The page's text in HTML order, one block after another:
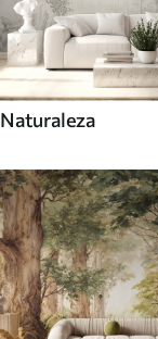
Naturaleza